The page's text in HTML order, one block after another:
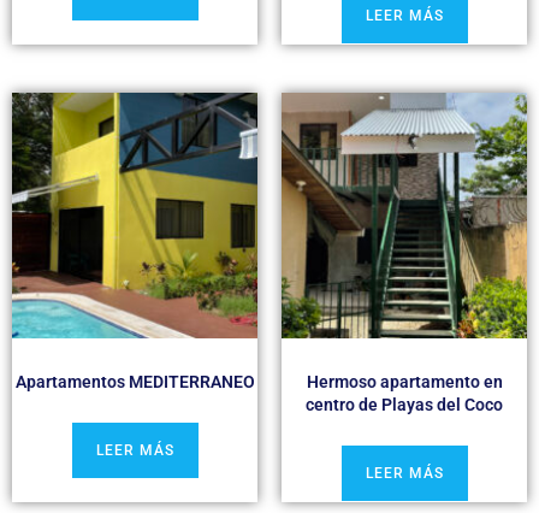
LEER MÁS
Apartamentos MEDITERRANEO
LEER MÁS
Hermoso apartamento en
centro de Playas del Coco
LEER MÁS